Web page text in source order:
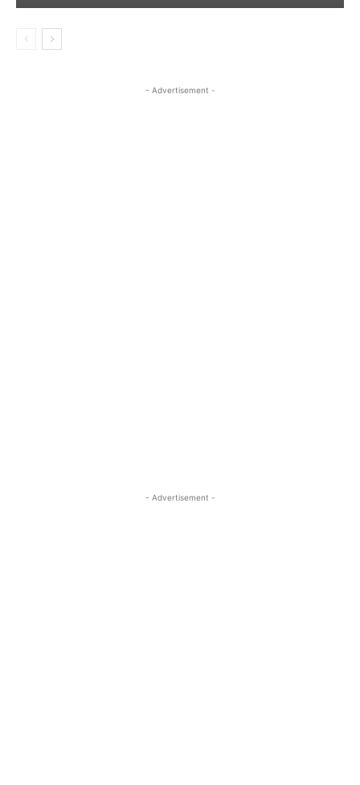
- Advertisement -
- Advertisement -